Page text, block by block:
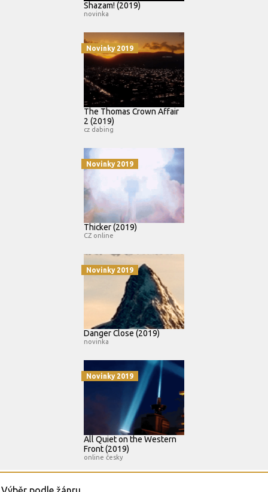
Shazam! (2019)
novinka
Novinky 2019
The Thomas Crown Affair
2 (2019)
cz dabing
Novinky 2019
Thicker (2019)
CZ online
Novinky 2019
Danger Close (2019)
novinka
Novinky 2019
All Quiet on the Western
Front (2019)
online česky